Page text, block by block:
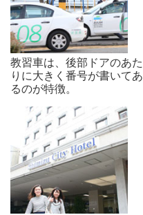
教習車は、後部ドアのあた
りに大きく番号が書いてあ
るのが特徴。